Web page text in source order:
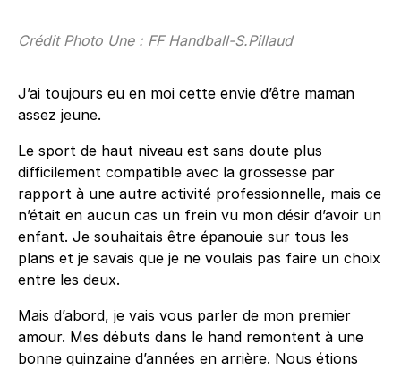
Crédit Photo Une : FF Handball-S.Pillaud
J’ai toujours eu en moi cette envie d’être maman
assez jeune.
Le sport de haut niveau est sans doute plus
difficilement compatible avec la grossesse par
rapport à une autre activité professionnelle, mais ce
n’était en aucun cas un frein vu mon désir d’avoir un
enfant. Je souhaitais être épanouie sur tous les
plans et je savais que je ne voulais pas faire un choix
entre les deux.
Mais d’abord, je vais vous parler de mon premier
amour. Mes débuts dans le hand remontent à une
bonne quinzaine d’années en arrière. Nous étions